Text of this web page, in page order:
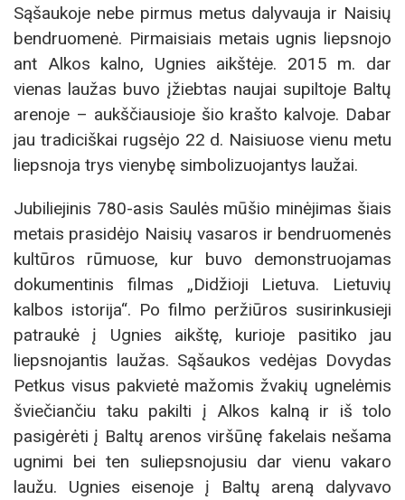
Sąšaukoje nebe pirmus metus dalyvauja ir Naisių
bendruomenė. Pirmaisiais metais ugnis liepsnojo
ant Alkos kalno, Ugnies aikštėje. 2015 m. dar
vienas laužas buvo įžiebtas naujai supiltoje Baltų
arenoje – aukščiausioje šio krašto kalvoje. Dabar
jau tradiciškai rugsėjo 22 d. Naisiuose vienu metu
liepsnoja trys vienybę simbolizuojantys laužai.
Jubiliejinis 780-asis Saulės mūšio minėjimas šiais
metais prasidėjo Naisių vasaros ir bendruomenės
kultūros rūmuose, kur buvo demonstruojamas
dokumentinis filmas „Didžioji Lietuva. Lietuvių
kalbos istorija“. Po filmo peržiūros susirinkusieji
patraukė į Ugnies aikštę, kurioje pasitiko jau
liepsnojantis laužas. Sąšaukos vedėjas Dovydas
Petkus visus pakvietė mažomis žvakių ugnelėmis
šviečiančiu taku pakilti į Alkos kalną ir iš tolo
pasigėrėti į Baltų arenos viršūnę fakelais nešama
ugnimi bei ten suliepsnojusiu dar vienu vakaro
laužu. Ugnies eisenoje į Baltų areną dalyvavo